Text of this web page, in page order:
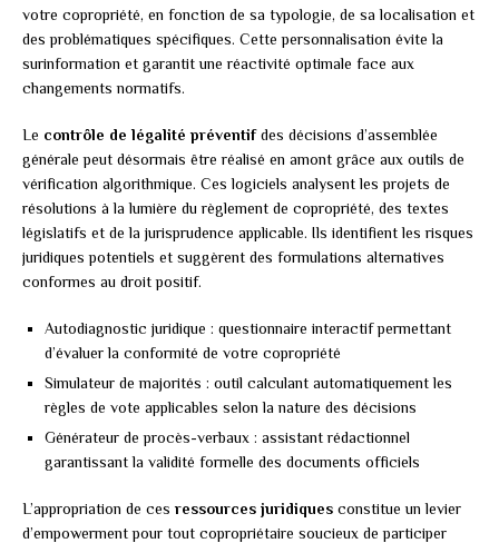
votre copropriété, en fonction de sa typologie, de sa localisation et
des problématiques spécifiques. Cette personnalisation évite la
surinformation et garantit une réactivité optimale face aux
changements normatifs.
Le contrôle de légalité préventifdes décisions d’assemblée
générale peut désormais être réalisé en amont grâce aux outils de
vérification algorithmique. Ces logiciels analysent les projets de
résolutions à la lumière du règlement de copropriété, des textes
législatifs et de la jurisprudence applicable. Ils identifient les risques
juridiques potentiels et suggèrent des formulations alternatives
conformes au droit positif.
Autodiagnostic juridique : questionnaire interactif permettant
d’évaluer la conformité de votre copropriété
Simulateur de majorités : outil calculant automatiquement les
règles de vote applicables selon la nature des décisions
Générateur de procès-verbaux : assistant rédactionnel
garantissant la validité formelle des documents officiels
L’appropriation de ces ressources juridiques constitue un levier
d’empowerment pour tout copropriétaire soucieux de participer